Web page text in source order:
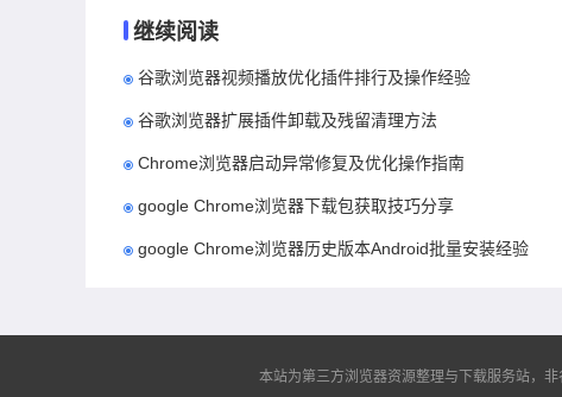
继续阅读
谷歌浏览器视频播放优化插件排行及操作经验
谷歌浏览器扩展插件卸载及残留清理方法
Chrome浏览器启动异常修复及优化操作指南
google Chrome浏览器下载包获取技巧分享
google Chrome浏览器历史版本Android批量安装经验
本站为第三方浏览器资源整理与下载服务站，非